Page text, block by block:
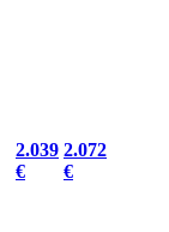
2.039
€
2.072
€